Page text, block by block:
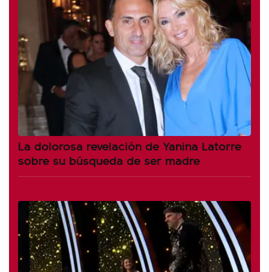
La dolorosa revelación de Yanina Latorre
sobre su búsqueda de ser madre